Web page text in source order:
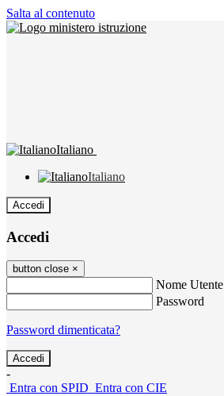
Salta al contenuto
Italiano
Italiano
Accedi
Accedi
button close ×
Nome Utente
Password
Password dimenticata?
-
Entra con SPID Entra con CIE